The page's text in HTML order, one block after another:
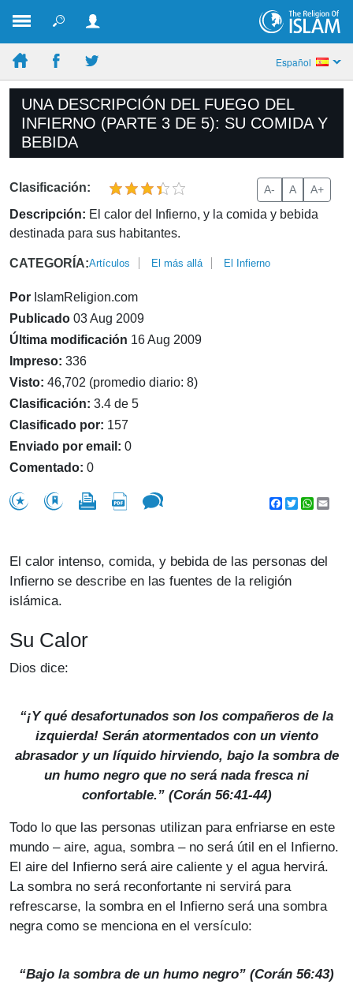
Español
UNA DESCRIPCIÓN DEL FUEGO DEL
INFIERNO (PARTE 3 DE 5): SU COMIDA Y
BEBIDA
Clasificación: A- A A+
Descripción: El calor del Infierno, y la comida y bebida
destinada para sus habitantes.
CATEGORÍA:Artículos El más allá El Infierno
Por IslamReligion.com
Publicado 03 Aug 2009
Última modificación 16 Aug 2009
Impreso: 336
Visto: 46,702 (promedio diario: 8)
Clasificación: 3.4 de 5
Clasificado por: 157
Enviado por email: 0
Comentado: 0
Facebook
Twitter
El calor intenso, comida, y bebida de las personas del
Infierno se describe en las fuentes de la religión
islámica.
Su Calor
Dios dice:
“¡Y qué desafortunados son los compañeros de la
izquierda! Serán atormentados con un viento
abrasador y un líquido hirviendo, bajo la sombra de
un humo negro que no será nada fresca ni
confortable.” (Corán 56:41-44)
Todo lo que las personas utilizan para enfriarse en este
mundo – aire, agua, sombra – no será útil en el Infierno.
El aire del Infierno será aire caliente y el agua hervirá.
La sombra no será reconfortante ni servirá para
refrescarse, la sombra en el Infierno será una sombra
negra como se menciona en el versículo:
“Bajo la sombra de un humo negro” (Corán 56:43)